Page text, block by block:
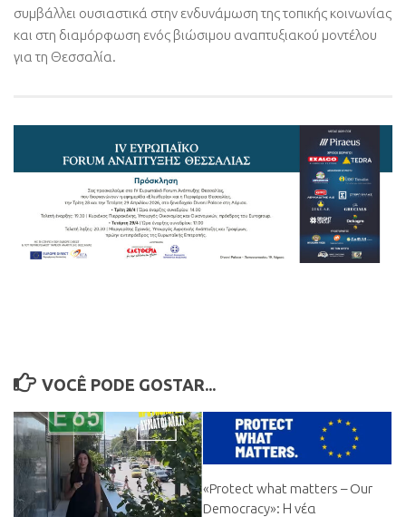
συμβάλλει ουσιαστικά στην ενδυνάμωση της τοπικής κοινωνίας
και στη διαμόρφωση ενός βιώσιμου αναπτυξιακού μοντέλου
για τη Θεσσαλία.
VOCÊ PODE GOSTAR...
«Protect what matters – Our
Democracy»: Η νέα